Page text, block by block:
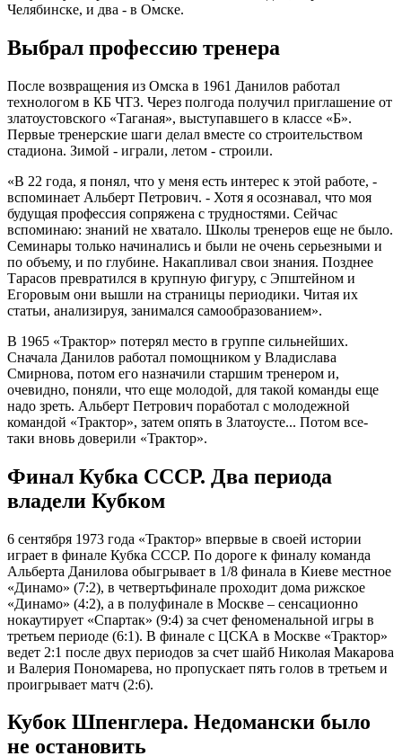
Челябинске, и два - в Омске.
Выбрал профессию тренера
После возвращения из Омска в 1961 Данилов работал
технологом в КБ ЧТЗ. Через полгода получил приглашение от
златоустовского «Таганая», выступавшего в классе «Б».
Первые тренерские шаги делал вместе со строительством
стадиона. Зимой - играли, летом - строили.
«В 22 года, я понял, что у меня есть интерес к этой работе, -
вспоминает Альберт Петрович. - Хотя я осознавал, что моя
будущая профессия сопряжена с трудностями. Сейчас
вспоминаю: знаний не хватало. Школы тренеров еще не было.
Семинары только начинались и были не очень серьезными и
по объему, и по глубине. Накапливал свои знания. Позднее
Тарасов превратился в крупную фигуру, с Эпштейном и
Егоровым они вышли на страницы периодики. Читая их
статьи, анализируя, занимался самообразованием».
В 1965 «Трактор» потерял место в группе сильнейших.
Сначала Данилов работал помощником у Владислава
Смирнова, потом его назначили старшим тренером и,
очевидно, поняли, что еще молодой, для такой команды еще
надо зреть. Альберт Петрович поработал с молодежной
командой «Трактор», затем опять в Златоусте... Потом все-
таки вновь доверили «Трактор».
Финал Кубка СССР. Два периода
владели Кубком
6 сентября 1973 года «Трактор» впервые в своей истории
играет в финале Кубка СССР. По дороге к финалу команда
Альберта Данилова обыгрывает в 1/8 финала в Киеве местное
«Динамо» (7:2), в четвертьфинале проходит дома рижское
«Динамо» (4:2), а в полуфинале в Москве – сенсационно
нокаутирует «Спартак» (9:4) за счет феноменальной игры в
третьем периоде (6:1). В финале с ЦСКА в Москве «Трактор»
ведет 2:1 после двух периодов за счет шайб Николая Макарова
и Валерия Пономарева, но пропускает пять голов в третьем и
проигрывает матч (2:6).
Кубок Шпенглера. Недомански было
не остановить